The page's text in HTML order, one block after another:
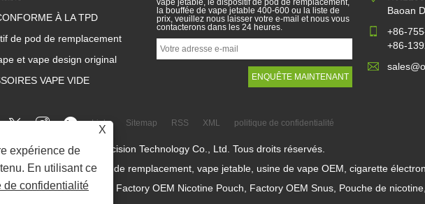
X
expérience de
En utilisant ce
de confidentialité
à interdire les
devenue le premier
à interdire la vente de
jeunes de devenir
La vente
électroniques jetables
électroniques dans différents
pays
2025/04/11
devenues un produit populaire qui
aident les consommateurs à réduire
le tabagisme ou à abandonner le
tabagisme. Cet article illustre les lois
et réglementations des cigarettes
électroniques selon différents pays.
À LA TPD
de pod de remplacement
et vape design original
VAPE VIDE
vape jetable, le dispositif de pod de remplacement,
la bouffée de vape jetable 400-600 ou la liste de
prix, veuillez nous laisser votre e-mail et nous vous
contacterons dans les 24 heures.
Baoan
+86-
+86-
Links Sitemap RSS XML politique de confidentialité
© 2022 Aplus Precision Technology Co., Ltd. Tous droits réservés.
dispositif de pod de remplacement, vape jetable, usine de vape OEM, cigarette
de poche de nicotine, Factory OEM Nicotine Pouch, Factory OEM Snus, Pouche de